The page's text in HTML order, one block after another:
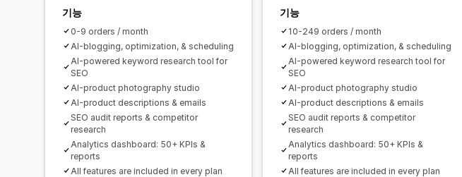
기능
0-9 orders / month
AI-blogging, optimization, & scheduling
AI-powered keyword research tool for
SEO
AI-product photography studio
AI-product descriptions & emails
SEO audit reports & competitor
research
Analytics dashboard: 50+ KPIs &
reports
All features are included in every plan
기능
10-249 orders / month
AI-blogging, optimization, & scheduling
AI-powered keyword research tool for
SEO
AI-product photography studio
AI-product descriptions & emails
SEO audit reports & competitor
research
Analytics dashboard: 50+ KPIs &
reports
All features are included in every plan